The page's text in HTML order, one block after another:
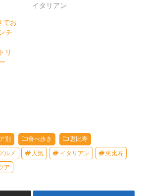
イタリアン
でお
チ
リ
別 食べ歩き 恵比寿
ルメ 人気 イタリアン 恵比寿
ア